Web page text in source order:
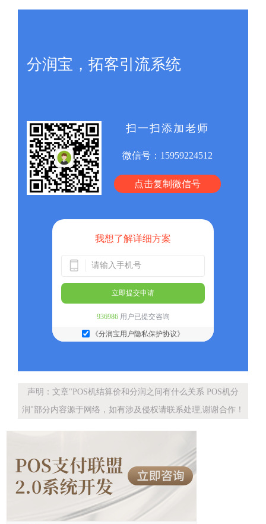
分润宝，拓客引流系统
扫一扫添加老师
微信号： 15959224512
点击复制微信号
我想了解详细方案
立即提交申请
936986用户已提交咨询
《分润宝用户隐私保护协议》
声明：文章"POS机结算价和分润之间有什么关系 POS机分
润"部分内容源于网络，如有涉及侵权请联系处理,谢谢合作！